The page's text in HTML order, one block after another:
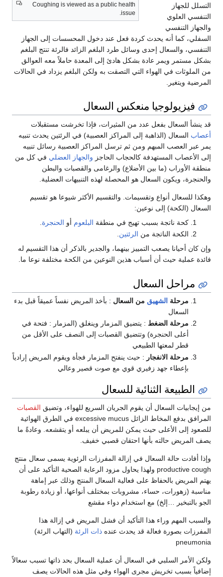
Coughing is viewed as a public health
issue.
التسلل للجهاز
التنفسي العلوي
والجهاز التنفسي
السفلي، كما أنه يحدث كردة فعل عند دخول المحسسات إلى الجهاز
التنفسي، والسعال إحدى وسائل طرد البلغم الزائد فالرئة تنتج البلغم
بشكل مستمر ويمر عادة بشكل هادئ إلى المعدة حاملاً معه العوالق
من الملوثات في الهواء التي التصقت به ولكن البلغم يزداد في الحالات
المرضية ويتغير.
فيزيولوجيا منعكس السعال
قد ينشأ السعال بفعل عدد من المثيرات، فإذا تخرشت مستقبلات
أعصاب السعال (الذاهبة إلى المراكز العصبية) في الرئتين يحدث تنبيه
يمر عبر العصب المبهم ومن ثم ترسل المراكز العصبية رسائل تنبيه
إلى الأعصاب المستهدفة كالحجاب الحاجز والجهاز العضلي في كل من
منطقة الأوراب (ما بين الأضلاع) والرغامى والقصبات والبطن
والحنجرة، ويكون السعال هو المحصلة لهذه التنبيهات العضلية.
وهكذا للسعال أنواع وتقسيمات. والتقسيم الأكثر شيوعا هو تقسيم
السعال (الكحة) إلى نوعين:
كحة ناتجة بسبب تهيج في منطقة البلعوم أو الحنجرة
الكحة الناتجة من الرئتين.
وإن كان أحيانا يصعب التمييز بينهما، والجدير بالذكر أن هذا التقسيم له
فائدة عملية حيث أن أسباب هذين النوعين من الكحة مختلفة نوعا ما.
مراحل السعال
مرحلة الشهيق من السعال : بأخذ المريض نفساً عميقاً قبل بدء
السعال
مرحلة الضغط : يتضيق المزمار وينغلق (المزمار : فتحة في
أعلى الحنجرة) وتتضيق القصبات إلى النصف على الأقل من
قطر لمعتها الطبيعي
مرحلة الانفجار : حيث ينفتح المزمار فجأة ويقوم المريض إرادياً
بإعطاء جهد زفيري قوي مع صوت قصير وعالي
الطبيعة الثنائية للسعال
من إيجابيات السعال أن يقوم الجريان السريع للهواء، وتضيق القصبات
المرافق بدفع المخاط الزائل excessive mucus في الطرق الهوائية
للصعود إلى الأعلى حيث يمكن للمريض أن يبلعه أو يتقشعه. وعادةً ما
يصف المريض حالته بأنها احتقان قصبي خفيف.
وإذا أفادت حالة السعال في إزالة المفرزات الرئوية يسمى سعال منتج
productive cough ولهذا يحاول مزود الرعاية الصحية التأكيد على أن
يهتم المريض بالحفاظ على فعالية السعال المنتج وذلك عبر إماهة
مناسبة (زهورات، حساء، مشروبات بمختلف أنواعها، أو زيادة رطوبة
الجو بالتبخير …إلخ) مع استخدام دواء مقشع
والسبب المهم وراء هذا التأكيد أن فشل المريض في إزالة هذا
المفرزات بصورة فعالة قد يحدث عنده ذات الرئة (التهاب الرئة)
pneumonia
ولكن الأمر السلبي في السعال أن عملية السعال بحد ذاتها تسبب سعالاً
إضافياً بسبب تخريش مجرى الهواء وفي مثل هذه الحالات يصف